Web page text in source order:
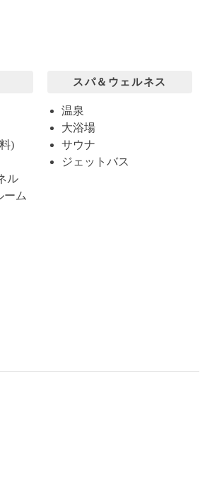
)
ル
ーム
スパ＆ウェルネス
温泉
大浴場
サウナ
ジェットバス